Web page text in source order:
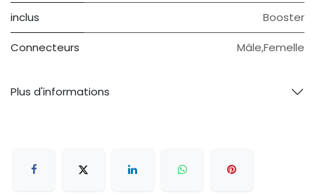
inclus Booster
Connecteurs Mâle,Femelle
Plus d'informations